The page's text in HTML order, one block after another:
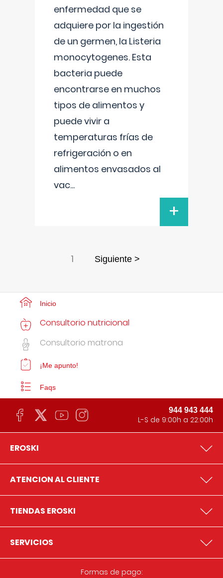
enfermedad que se
adquiere por la ingestión
de un germen, la Listeria
monocytogenes. Esta
bacteria puede
encontrarse en muchos
tipos de alimentos y
puede vivir a
temperaturas frías de
refrigeración o en
alimentos envasados al
vac...
+
1 Siguiente >
Inicio
Consultorio nutricional
Consultorio matrona
¡Me apunto!
Faqs
944 943 444
L-S de 9:00h a 22:00h
EROSKI
ATENCION AL CLIENTE
TIENDAS EROSKI
SERVICIOS
Formas de pago: